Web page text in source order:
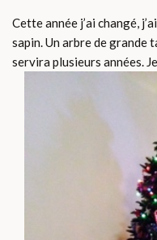
Cette année j’ai changé,
sapin. Un arbre de grande
servira plusieurs années.